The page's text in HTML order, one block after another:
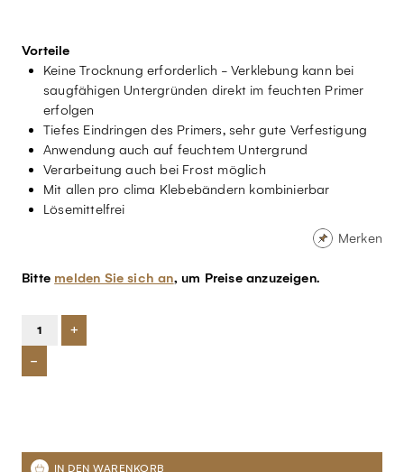
Vorteile
Keine Trocknung erforderlich - Verklebung kann bei
saugfähigen Untergründen direkt im feuchten Primer
erfolgen
Tiefes Eindringen des Primers, sehr gute Verfestigung
Anwendung auch auf feuchtem Untergrund
Verarbeitung auch bei Frost möglich
Mit allen pro clima Klebebändern kombinierbar
Lösemittelfrei
Merken
Bitte melden Sie sich an, um Preise anzuzeigen.
+
-